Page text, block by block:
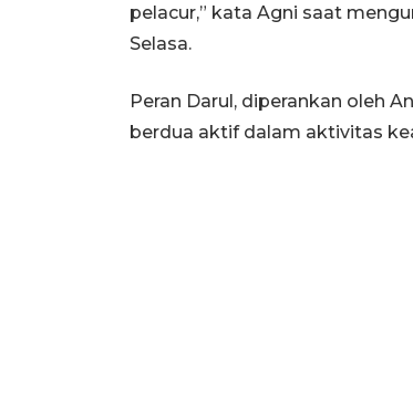
pelacur,” kata Agni saat
Selasa.
Peran Darul, diperankan oleh
berdua aktif dalam aktivitas